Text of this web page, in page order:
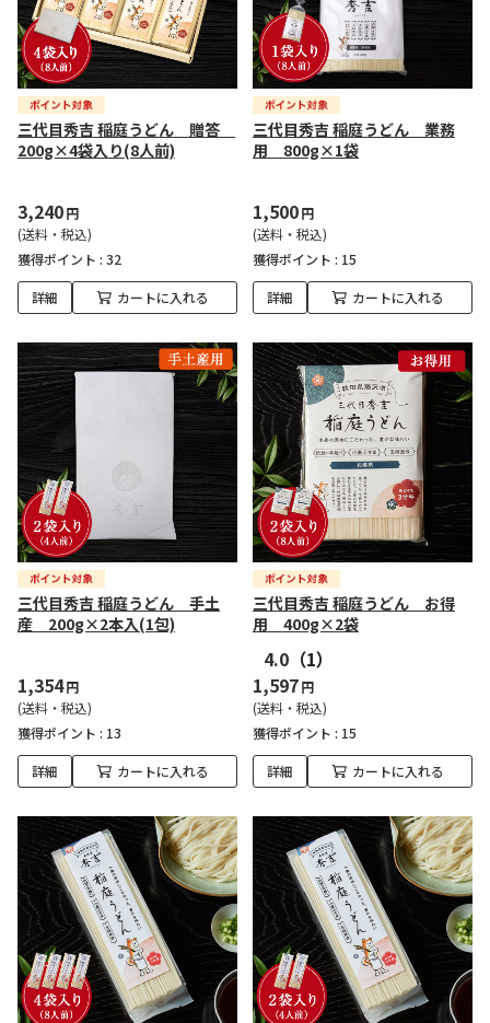
三代目秀吉 稲庭うどん 贈答
200g×4袋入り(8人前)
3,240円
(送料・税込)
獲得ポイント : 32
詳細 カートに入れる
三代目秀吉 稲庭うどん 業務
用 800g×1袋
1,500円
(送料・税込)
獲得ポイント : 15
詳細 カートに入れる
三代目秀吉 稲庭うどん 手土
産 200g×2本入(1包)
1,354円
(送料・税込)
獲得ポイント : 13
詳細 カートに入れる
三代目秀吉 稲庭うどん お得
用 400g×2袋
4.0 （1）
1,597円
(送料・税込)
獲得ポイント : 15
詳細 カートに入れる